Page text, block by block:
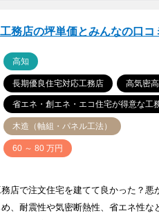
務店の坪単価とみんなの口コ
高知
長期優良住宅対応工務店 高気密
省エネ・創エネ・エコ住宅が得意な工
木造（軸組・パネル工法）
60 ～ 80 万円
店で注文住宅を建てて良かった？悪
め、耐震性や気密断熱性、省エネ性